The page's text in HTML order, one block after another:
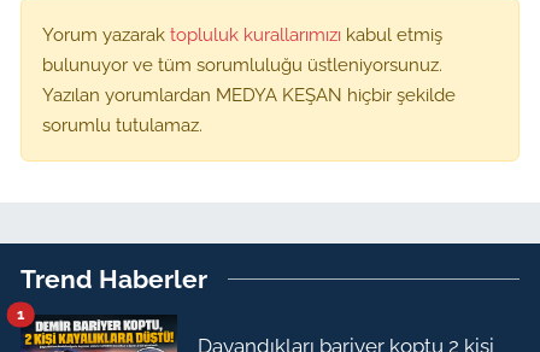
Yorum yazarak topluluk kurallarımızı kabul etmiş
bulunuyor ve tüm sorumluluğu üstleniyorsunuz.
Yazılan yorumlardan MEDYA KEŞAN hiçbir şekilde
sorumlu tutulamaz.
Trend Haberler
Dayandıkları bariyer koptu 2 kişi
1